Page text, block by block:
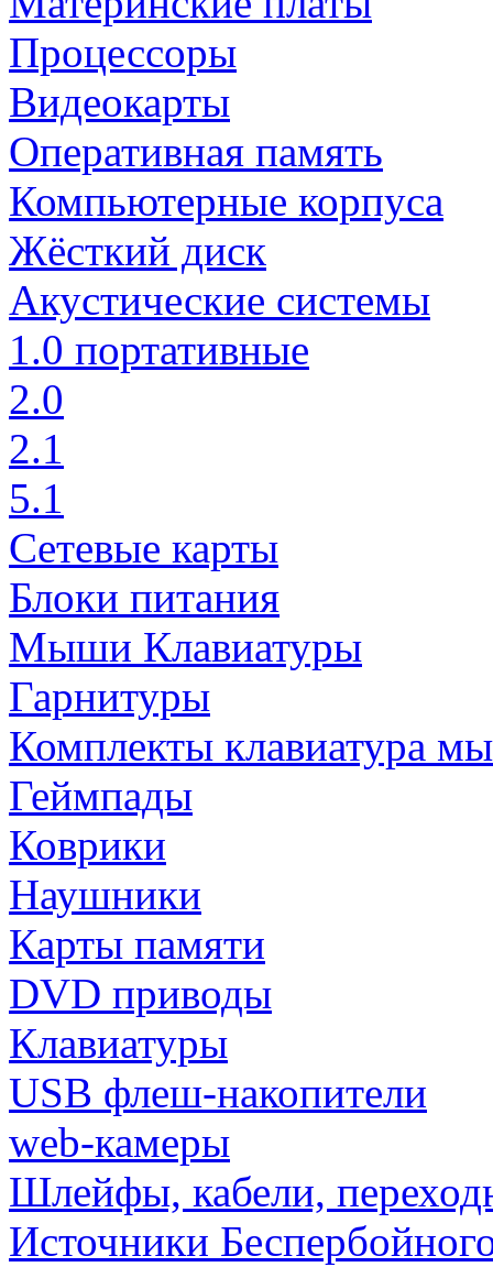
Процессоры
Видеокарты
Оперативная память
Компьютерные корпуса
Жёсткий диск
Акустические системы
1.0 портативные
2.0
2.1
5.1
Сетевые карты
Блоки питания
Мыши Клавиатуры
Гарнитуры
Комплекты клавиатура
Геймпады
Коврики
Наушники
Карты памяти
DVD приводы
Клавиатуры
USB флеш-накопители
web-камеры
Шлейфы, кабели,
Источники